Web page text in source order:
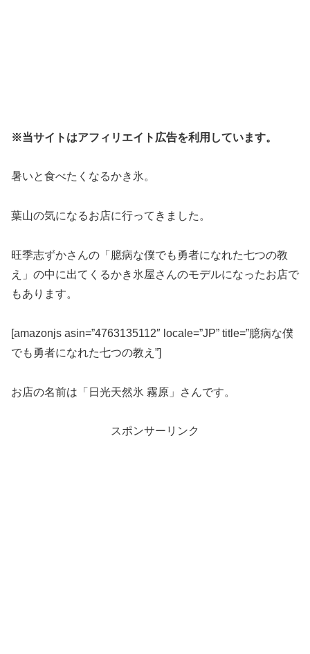
※当サイトはアフィリエイト広告を利用しています。
暑いと食べたくなるかき氷。
葉山の気になるお店に行ってきました。
旺季志ずかさんの「臆病な僕でも勇者になれた七つの教
え」の中に出てくるかき氷屋さんのモデルになったお店で
もあります。
[amazonjs asin=”4763135112″ locale=”JP” title=”臆病な僕
でも勇者になれた七つの教え”]
お店の名前は「日光天然氷 霧原」さんです。
スポンサーリンク